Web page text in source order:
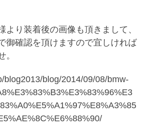
より装着後の画像も頂きまして、
御確認を頂けますので宜しければ
。
blog2013/blog/2014/09/08/bmw-